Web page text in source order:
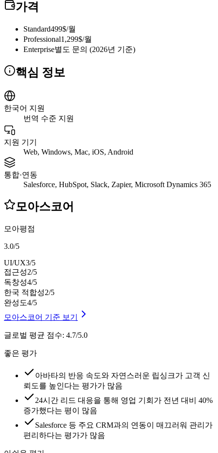
가격
Standard499$/월
Professional1,299$/월
Enterprise별도 문의 (2026년 기준)
핵심 정보
한국어 지원
번역 수준 지원
지원 기기
Web, Windows, Mac, iOS, Android
통합·연동
Salesforce, HubSpot, Slack, Zapier, Microsoft Dynamics 365
모아스코어
모아평점
3.0/5
UI/UX3/5
접근성2/5
독창성4/5
한국 적합성2/5
완성도4/5
모아스코어 기준 보기
글로벌 평균 점수: 4.7/5.0
좋은 평가
아바타의 반응 속도와 자연스러운 립싱크가 고객 신
뢰도를 높인다는 평가가 많음
24시간 리드 대응을 통해 영업 기회가 전년 대비 40%
증가했다는 평이 많음
Salesforce 등 주요 CRM과의 연동이 매끄러워 관리가
편리하다는 평가가 많음